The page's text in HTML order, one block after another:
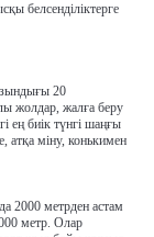
белсенділіктерге
20
жолдар, жалға беру
ең биік түнгі шаңғы
атқа міну, конькимен
2000 метрден астам
метр. Олар